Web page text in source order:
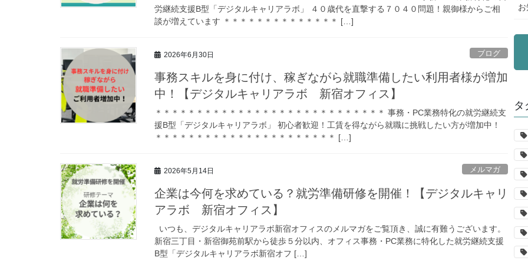
労継続支援B型「デジタルキャリアラボ」 ４０歳代を直撃する７０４０問題！親御様からご相
談が増えています ＊＊＊＊＊＊＊＊＊＊＊＊＊＊ […]
2026年6月30日 ブログ
事務スキルを身に付け、稼ぎながら就職準備したい利用者様が増加
中！【デジタルキャリアラボ 新宿オフィス】
＊＊＊＊＊＊＊＊＊＊＊＊＊＊＊＊＊＊＊＊＊＊＊＊＊＊＊＊ 事務・PC業務特化の就労継続支
援B型「デジタルキャリアラボ」 初心者歓迎！工賃を得ながら就職に挑戦したい方が増加中！
＊＊＊＊＊＊＊＊＊＊＊＊＊＊＊＊＊＊＊＊＊＊ […]
2026年5月14日 メルマガ
企業は今何を求めている？就労準備研修を開催！【デジタルキャリ
アラボ 新宿オフィス】
いつも、デジタルキャリアラボ新宿オフィスのメルマガをご覧頂き、誠に有難うございます。
新宿三丁目・新宿御苑前駅から徒歩５分以内、オフィス事務・PC業務に特化した就労継続支援
B型「デジタルキャリアラボ新宿オフ […]
タ